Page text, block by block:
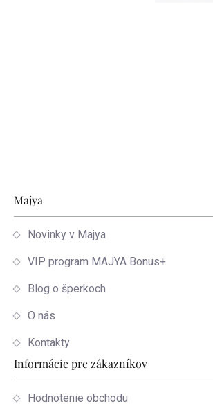
Zápätie
Majya
Novinky v Majya
VIP program MAJYA Bonus+
Blog o šperkoch
O nás
Kontakty
Informácie pre zákazníkov
Hodnotenie obchodu